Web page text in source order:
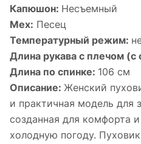
Капюшон: Несъемный
Мех: Песец
Температурный режим:
Длина рукава с плечом (с
Длина по спинке: 106 см
Описание: Женский
и практичная модель для
созданная для комфорта
холодную погоду.